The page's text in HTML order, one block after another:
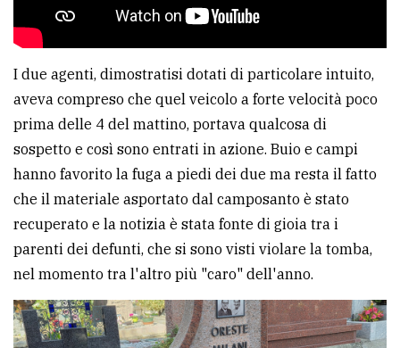
I due agenti, dimostratisi dotati di particolare intuito,
aveva compreso che quel veicolo a forte velocità poco
prima delle 4 del mattino, portava qualcosa di
sospetto e così sono entrati in azione. Buio e campi
hanno favorito la fuga a piedi dei due ma resta il fatto
che il materiale asportato dal camposanto è stato
recuperato e la notizia è stata fonte di gioia tra i
parenti dei defunti, che si sono visti violare la tomba,
nel momento tra l'altro più "caro" dell'anno.